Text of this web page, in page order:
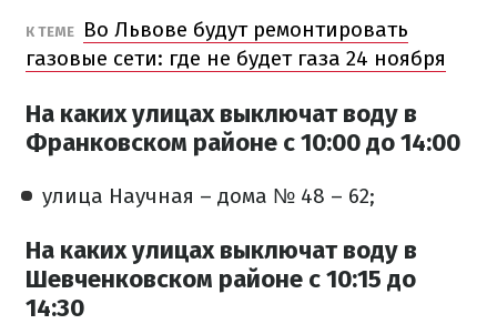
К ТЕМЕ
Во Львове будут ремонтировать
газовые сети: где не будет газа 24 ноября
На каких улицах выключат воду в
Франковском районе с 10:00 до 14:00
улица Научная – дома № 48 – 62;
На каких улицах выключат воду в
Шевченковском районе с 10:15 до
14:30